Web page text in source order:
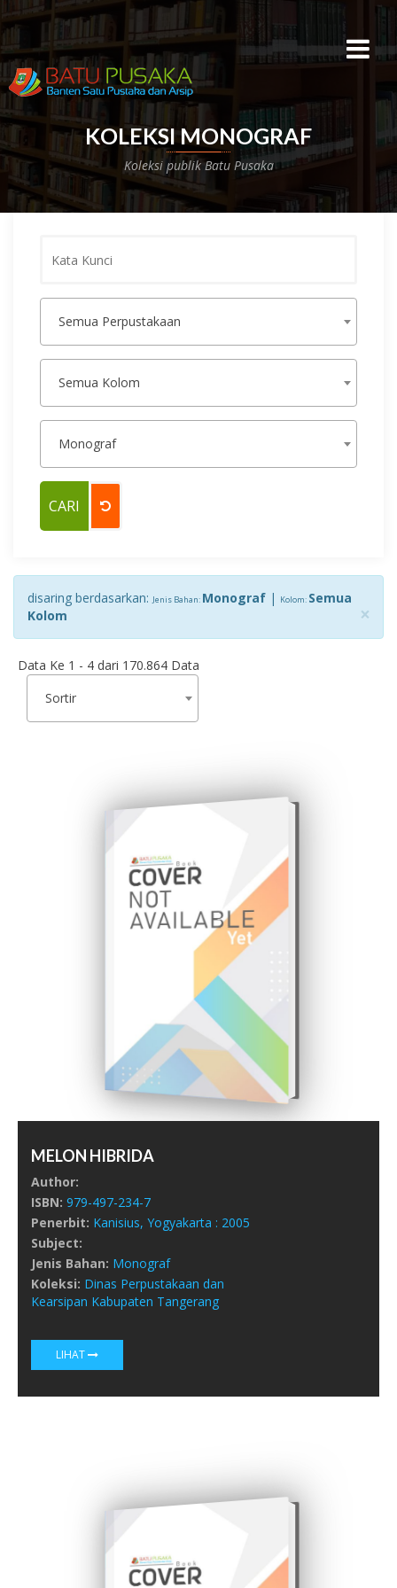
KOLEKSIMONOGRAF
Koleksi publik Batu Pusaka
Kunci
Semua Perpustakaan
Semua Kolom
Monograf
disaring berdasarkan: Jenis Bahan: Monograf | Kolom: Semua
Kolom
×
Data Ke 1 - 4 dari 170.864 Data
Sortir
MELON HIBRIDA
Author:
ISBN: 979-497-234-7
Penerbit: Kanisius, Yogyakarta : 2005
Subject:
Jenis Bahan: Monograf
Koleksi: Dinas Perpustakaan dan
Kearsipan Kabupaten Tangerang
LIHAT